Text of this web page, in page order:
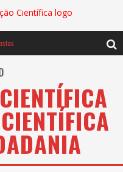
Baú de Histórias - A jamais imaginada aventura com os moinhos de vento